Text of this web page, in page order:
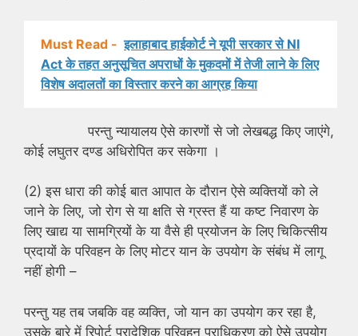
Must Read - इलाहाबाद हाईकोर्ट ने यूपी सरकार से NI
Act के तहत अनुसूचित अपराधों के मुकदमों में तेजी लाने के लिए
विशेष अदालतों का विस्तार करने का आग्रह किया
परन्तु न्यायालय ऐसे कारणों से जो लेखबद्ध किए जाएंगे,
कोई लघुतर दण्ड अधिरोपित कर सकेगा ।
(2) इस धारा की कोई बात आपात के दौरान ऐसे व्यक्तियों को ले
जाने के लिए, जो रोग से या क्षति से ग्रस्त हैं या कष्ट निवारण के
लिए खाद्य या सामग्रियों के या वैसे ही प्रयोजन के लिए चिकित्सीय
प्रदायों के परिवहन के लिए मोटर यान के उपयोग के संबंध में लागू
नहीं होगी –
परन्तु यह तब जबकि वह व्यक्ति, जो यान का उपयोग कर रहा है,
उसके बारे में रिपोर्ट प्रादेशिक परिवहन प्राधिकरण को ऐसे उपयोग